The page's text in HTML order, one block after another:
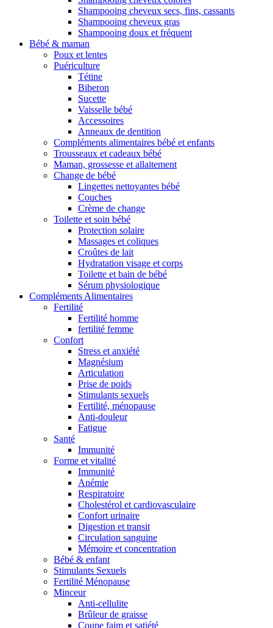
Shampooing cheveux secs, fins, cassants
Shampooing cheveux gras
Shampooing doux et fréquent
Bébé & maman
Poux et lentes
Puériculture
Tétine
Biberon
Sucette
Vaisselle bébé
Accessoires
Anneaux de dentition
Compléments alimentaires bébé et enfants
Trousseaux et cadeaux bébé
Maman, grossesse et allaitement
Change de bébé
Lingettes nettoyantes bébé
Couches
Crème de change
Toilette et soin bébé
Protection solaire
Massages et coliques
Croûtes de lait
Hydratation visage et corps
Toilette et bain de bébé
Sérum physiologique
Compléments Alimentaires
Fertilité
Fertilité homme
fertilité femme
Confort
Stress et anxiété
Magnésium
Articulation
Prise de poids
Stimulants sexuels
Fertilité, ménopause
Anti-douleur
Fatigue
Santé
Immunité
Forme et vitalité
Immunité
Anémie
Respiratoire
Cholestérol et cardiovasculaire
Confort urinaire
Digestion et transit
Circulation sanguine
Mémoire et concentration
Bébé & enfant
Stimulants Sexuels
Fertilité Ménopause
Minceur
Anti-cellulite
Brûleur de graisse
Coupe faim et satiété